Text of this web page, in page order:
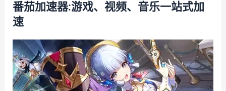
番茄加速器:游戏、视频、音乐一站式加
速